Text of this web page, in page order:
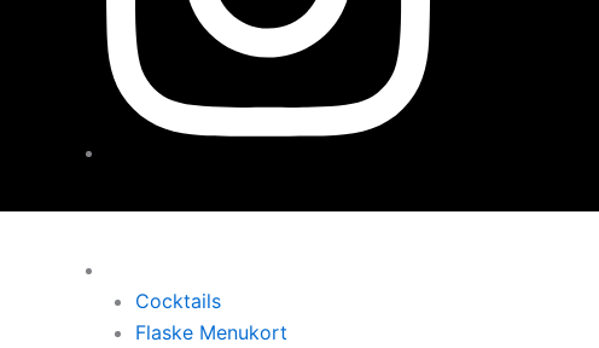
Cocktails
Flaske Menukort